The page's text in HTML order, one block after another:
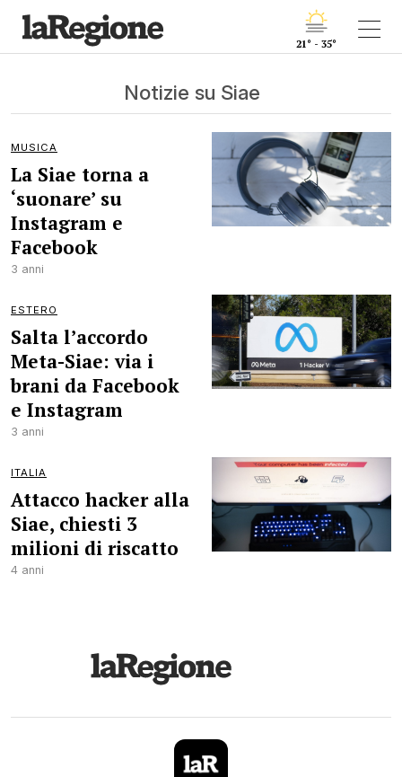
21° - 35°
Notizie su Siae
MUSICA
La Siae torna a
‘suonare’ su
Instagram e
Facebook
3 anni
ESTERO
Salta l’accordo
Meta-Siae: via i
brani da Facebook
e Instagram
3 anni
ITALIA
Attacco hacker alla
Siae, chiesti 3
milioni di riscatto
4 anni